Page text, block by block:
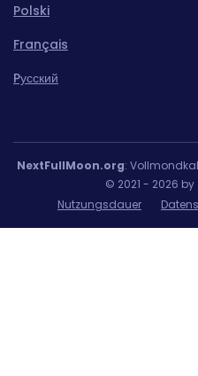
Polski
Français
Pусский
NextFullMoon.org:
© 2021 - 2026 by
Nutzungsdauer